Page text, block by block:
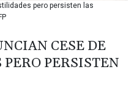
0.934181
CLP
7.801146
pero persisten las
CESE DE
PERSISTEN